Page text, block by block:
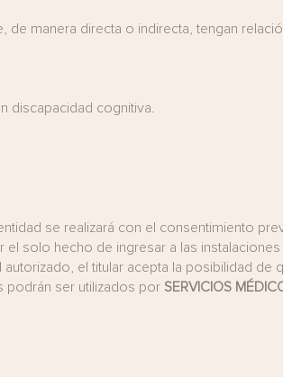
manera directa o indirecta, tengan
discapacidad cognitiva.
se realizará con el consentimiento
solo hecho de ingresar a las instalaciones
el titular acepta la posibilidad de
podrán ser utilizados por SERVICIOS